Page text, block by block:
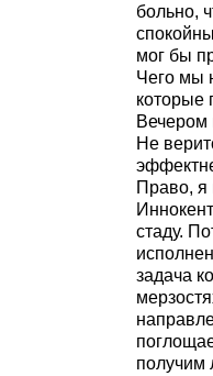
больно,
мог бы
Чего мы
которые
Вечером
Не
Право, я
стаду.
задача
получим